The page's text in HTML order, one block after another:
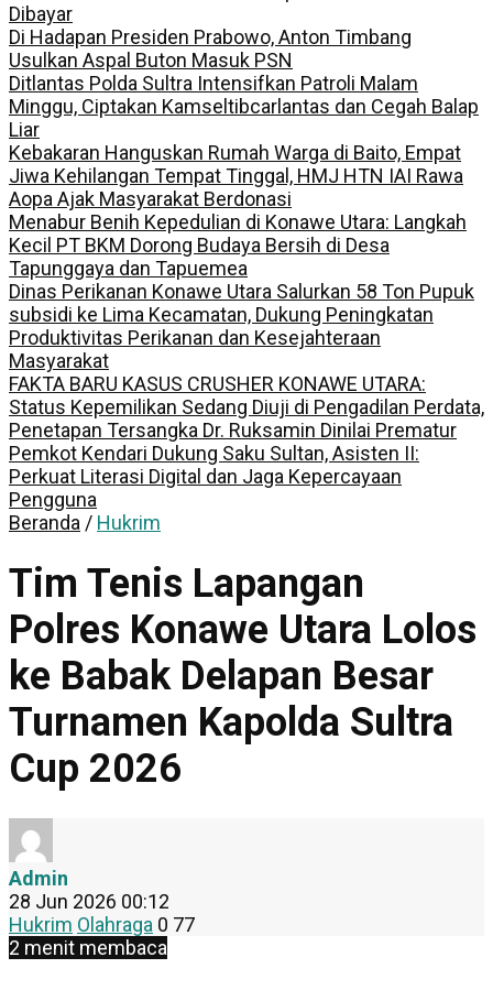
Dibayar
Di Hadapan Presiden Prabowo, Anton Timbang
Usulkan Aspal Buton Masuk PSN
Ditlantas Polda Sultra Intensifkan Patroli Malam
Minggu, Ciptakan Kamseltibcarlantas dan Cegah Balap
Liar
Kebakaran Hanguskan Rumah Warga di Baito, Empat
Jiwa Kehilangan Tempat Tinggal, HMJ HTN IAI Rawa
Aopa Ajak Masyarakat Berdonasi
Menabur Benih Kepedulian di Konawe Utara: Langkah
Kecil PT BKM Dorong Budaya Bersih di Desa
Tapunggaya dan Tapuemea
Dinas Perikanan Konawe Utara Salurkan 58 Ton Pupuk
subsidi ke Lima Kecamatan, Dukung Peningkatan
Produktivitas Perikanan dan Kesejahteraan
Masyarakat
FAKTA BARU KASUS CRUSHER KONAWE UTARA:
Status Kepemilikan Sedang Diuji di Pengadilan Perdata,
Penetapan Tersangka Dr. Ruksamin Dinilai Prematur
Pemkot Kendari Dukung Saku Sultan, Asisten II:
Perkuat Literasi Digital dan Jaga Kepercayaan
Pengguna
Beranda / Hukrim
Tim Tenis Lapangan
Polres Konawe Utara Lolos
ke Babak Delapan Besar
Turnamen Kapolda Sultra
Cup 2026
Admin
28 Jun 2026 00:12
Hukrim Olahraga 0 77
2 menit membaca